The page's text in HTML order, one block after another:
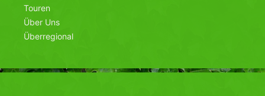
Touren
Über Uns
Überregional